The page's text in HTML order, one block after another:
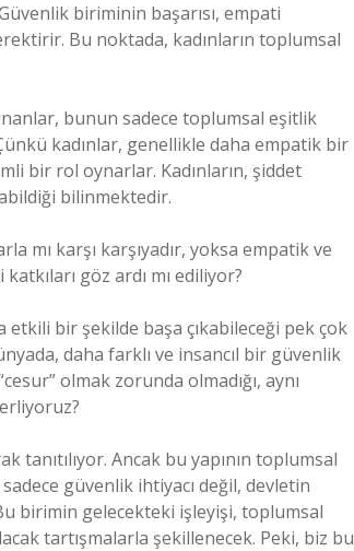
biriminin başarısı, empati
Bu noktada, kadınların toplumsal
bunun sadece toplumsal eşitlik
kadınlar, genellikle daha empatik bir
bir rol oynarlar. Kadınların, şiddet
bilinmektedir.
mı karşı karşıyadır, yoksa empatik ve
göz ardı mı ediliyor?
etkili bir şekilde başa çıkabileceği pek çok
daha farklı ve insancıl bir güvenlik
olmak zorunda olmadığı, aynı
Ancak bu yapının toplumsal
sadece güvenlik ihtiyacı değil, devletin
birimin gelecekteki işleyişi, toplumsal
tartışmalarla şekillenecek. Peki, biz bu